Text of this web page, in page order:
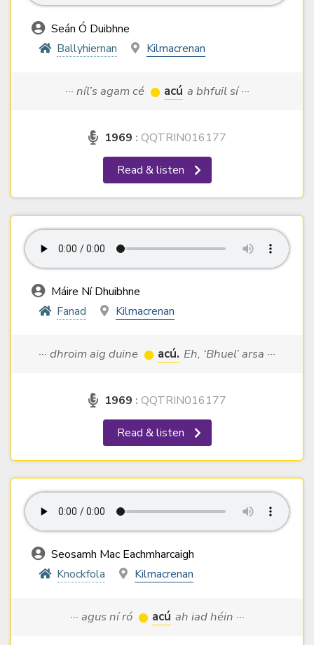
Seán Ó Duibhne
Ballyhiernan
Kilmacrenan
··· níl’s agam cé acú a bhfuil sí ···
1969 : QQTRIN016177
Read & listen
Máire Ní Dhuibhne
Fanad
Kilmacrenan
··· dhroim aig duine acú. Eh, ‘Bhuel’ arsa ···
1969 : QQTRIN016177
Read & listen
Seosamh Mac Eachmharcaigh
Knockfola
Kilmacrenan
··· agus ní ró acú ah iad héin ···